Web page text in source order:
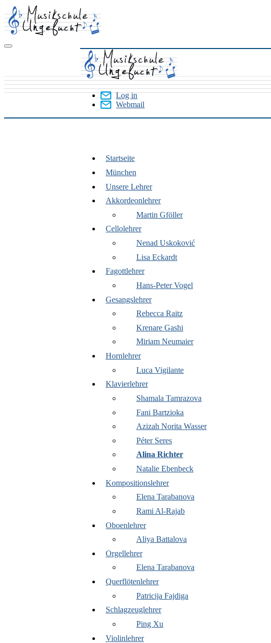
Skip
to
main
content
User
Menu
Log in
Webmail
München
Startseite
München
Unsere Lehrer
Akkordeonlehrer
Martin Gföller
Cellolehrer
Nenad Uskoković
Lisa Eckardt
Fagottlehrer
Hans-Peter Vogel
Gesangslehrer
Rebecca Raitz
Krenare Gashi
Miriam Neumaier
Hornlehrer
Luca Vigilante
Klavierlehrer
Shamala Tamrazova
Fani Bartzioka
Azizah Norita Wasser
Péter Seres
Alina Richter
Natalie Ebenbeck
Kompositionslehrer
Elena Tarabanova
Rami Al-Rajab
Oboenlehrer
Aliya Battalova
Orgellehrer
Elena Tarabanova
Querflötenlehrer
Patricija Fajdiga
Schlagzeuglehrer
Ping Xu
Violinlehrer